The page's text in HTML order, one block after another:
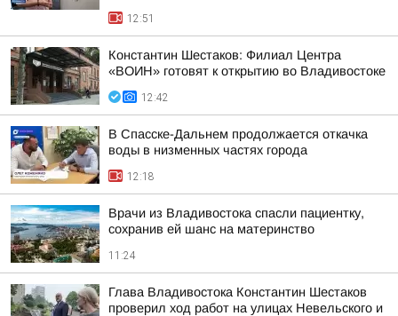
12:51
Константин Шестаков: Филиал Центра
«ВОИН» готовят к открытию во Владивостоке
12:42
В Спасске-Дальнем продолжается откачка
воды в низменных частях города
12:18
Врачи из Владивостока спасли пациентку,
сохранив ей шанс на материнство
11:24
Глава Владивостока Константин Шестаков
проверил ход работ на улицах Невельского и